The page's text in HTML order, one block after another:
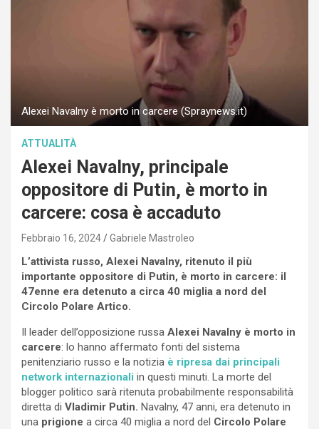
Alexei Navalny è morto in carcere (Spraynews.it)
ATTUALITÀ
Alexei Navalny, principale
oppositore di Putin, è morto in
carcere: cosa è accaduto
Febbraio 16, 2024 Gabriele Mastroleo
L’attivista russo, Alexei Navalny, ritenuto il più
importante oppositore di Putin, è morto in carcere: il
47enne era detenuto a circa 40 miglia a nord del
Circolo Polare Artico.
Il leader dell’opposizione russa Alexei Navalny è morto in
carcere: lo hanno affermato fonti del sistema
penitenziario russo e la notizia è ripresa dai principali
network internazionali in questi minuti. La morte del
blogger politico sarà ritenuta probabilmente responsabilità
diretta di Vladimir Putin. Navalny, 47 anni, era detenuto in
una prigione a circa 40 miglia a nord del Circolo Polare